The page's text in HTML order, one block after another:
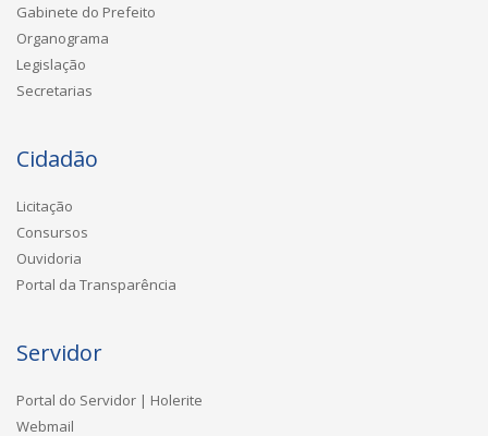
Gabinete do Prefeito
Organograma
Legislação
Secretarias
Cidadão
Licitação
Consursos
Ouvidoria
Portal da Transparência
Servidor
Portal do Servidor | Holerite
Webmail